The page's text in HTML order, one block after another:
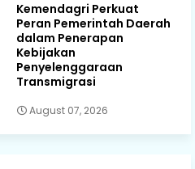
Kemendagri Perkuat
Peran Pemerintah Daerah
dalam Penerapan
Kebijakan
Penyelenggaraan
Transmigrasi
August 07, 2026